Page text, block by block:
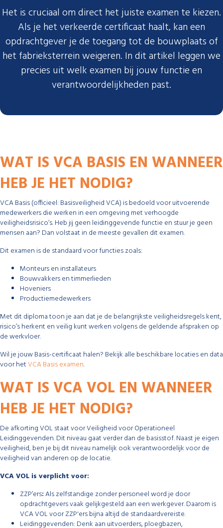
Het is cruciaal om direct het juiste examen te kiezen.
Als je het verkeerde certificaat haalt, kan een
opdrachtgever je de toegang tot de bouwplaats of
het fabrieksterrein weigeren. In dit artikel leggen we
precies uit welk examen bij jouw functie en
verantwoordelijkheden past.
WAT IS VCA BASIS EN WANNEER
HEB JE HET NODIG?
VCA Basis (officieel: Basisveiligheid VCA) is bedoeld voor uitvoerende
medewerkers die werken in een omgeving met verhoogde
veiligheidsrisico’s. Heb jij geen leidinggevende functie en stuur je geen
mensen aan? Dan volstaat in de meeste gevallen dit examen.
Dit examen is de standaard voor functies zoals:
Monteurs en installateurs
Bouwvakkers en timmerlieden
Hoveniers
Productiemedewerkers
Met dit diploma toon je aan dat je de belangrijkste veiligheidsregels kent,
risico’s herkent en veilig kunt werken volgens de geldende afspraken op
de werkvloer.
Wil je jouw Basis-certificaat halen? Bekijk alle beschikbare locaties en data
voor hetVCA Basis examen.
WAT IS VCA VOL EN WANNEER
HEB JE HET NODIG?
De afkorting VOL staat voor Veiligheid voor Operationeel
Leidinggevenden. Dit niveau gaat verder dan de basisstof. Naast je eigen
veiligheid, ben je bij dit niveau namelijk ook verantwoordelijk voor de
veiligheid van anderen op de locatie.
VCA VOL is verplicht voor:
ZZP’ers:Als zelfstandige zonder personeel word je door
opdrachtgevers vaak gelijkgesteld aan een werkgever. Daarom is
VCA VOL voor ZZP'ers bijna altijd de standaardvereiste.
Leidinggevenden: Denk aan uitvoerders, ploegbazen,